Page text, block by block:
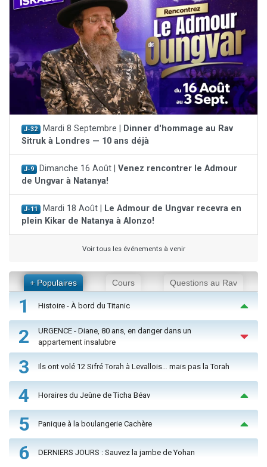
J-32 Mardi 8 Septembre |
Dinner d'hommage au Rav
Sitruk à Londres — 10 ans déjà
J-9 Dimanche 16 Août | Venez rencontrer le Admour
de Ungvar à Natanya!
J-11 Mardi 18 Août |
Le Admour de Ungvar recevra en
plein Kikar de Natanya à Alonzo!
Voir tous les événements à venir
+ Populaires Cours Questions au Rav
1 Histoire - À bord du Titanic
2
URGENCE - Diane, 80 ans, en danger dans un
appartement insalubre
3 Ils ont volé 12 Sifré Torah à Levallois… mais pas la Torah
4 Horaires du Jeûne de Ticha Béav
5 Panique à la boulangerie Cachère
6 DERNIERS JOURS : Sauvez la jambe de Yohan